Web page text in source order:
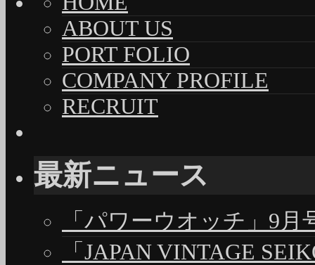
ABOUT US
PORT FOLIO
COMPANY PROFILE
RECRUIT
最新ニュース
「パワーウオッチ」9月
「JAPAN VINTAGE